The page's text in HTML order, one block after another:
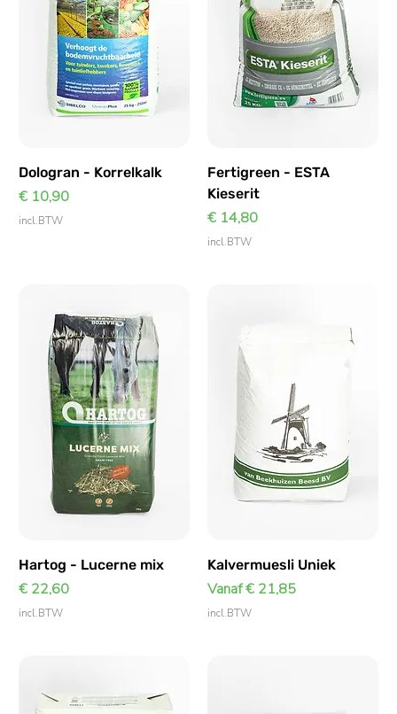
Dologran - Korrelkalk
Prijs
€ 10,90
incl.BTW
Fertigreen - ESTA
Kieserit
Prijs
€ 14,80
incl.BTW
Hartog - Lucerne mix
Prijs
€ 22,60
incl.BTW
Kalvermuesli Uniek
Vanaf€ 21,85
Verkoopprijs
incl.BTW